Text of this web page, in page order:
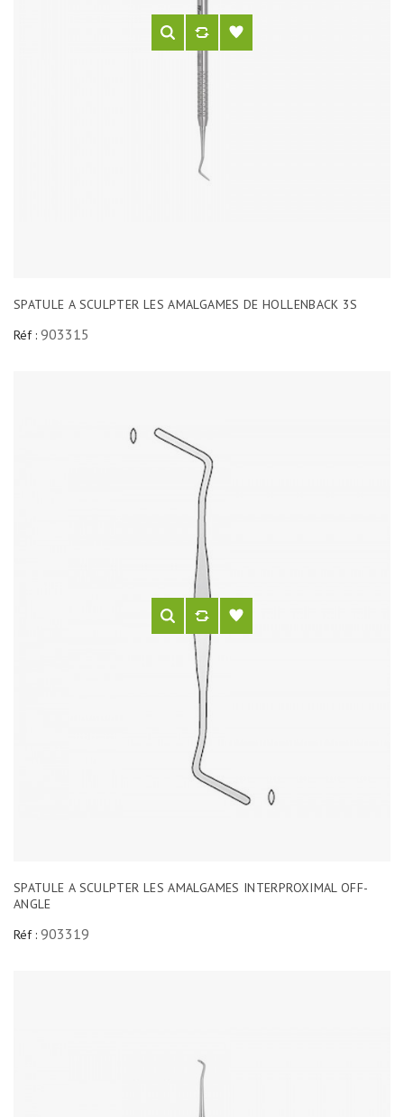
SPATULE A SCULPTER LES AMALGAMES DE HOLLENBACK 3S
Réf : 903315
SPATULE A SCULPTER LES AMALGAMES INTERPROXIMAL OFF-
ANGLE
Réf : 903319